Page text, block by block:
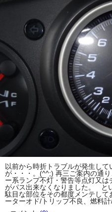
以前から時折トラブルが発生し
が・・・。(^^;) 再三ご案内の通
ー系ランプ不灯・警告等点灯又
がパス出来なくなりました。 と
駄目な部位をその都度メンテし
ーターオド/トリップ不良、燃料